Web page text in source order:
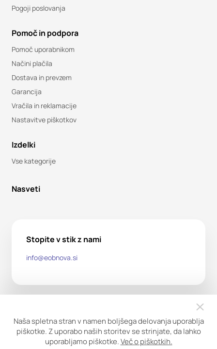
Pogoji poslovanja
Pomoč in podpora
Pomoč uporabnikom
Načini plačila
Dostava in prevzem
Garancija
Vračila in reklamacije
Nastavitve piškotkov
Izdelki
Vse kategorije
Nasveti
Stopite v stik z nami
info@eobnova.si
Naša spletna stran v namen boljšega delovanja uporablja
piškotke. Z uporabo naših storitev se strinjate, da lahko
uporabljamo piškotke.Več o piškotkih.